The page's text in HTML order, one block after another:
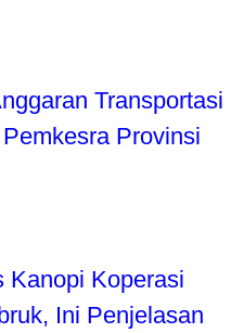
Transportasi
Provinsi
Kanopi Koperasi
Ini Penjelasan